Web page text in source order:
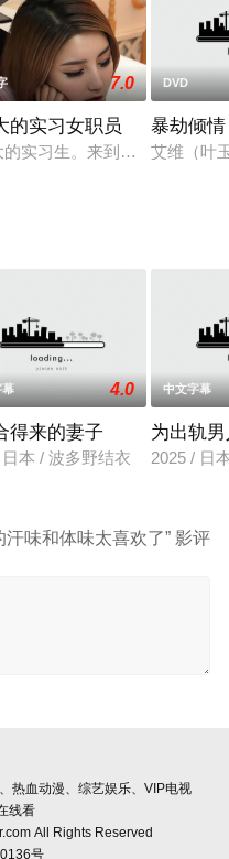
の再生と夢を描いた本作
7.0
的实习女职员
的实习生。来到不愿意参加
DVD
暴劫倾情
艾维（叶
幕 4.0
得来的妻子
本 / 波多野结衣
中文字幕
为出轨
2025 / 日
汗味和体味太喜欢了” 影评
热血动漫、综艺娱乐、VIP电视
线看
All Rights Reserved
号